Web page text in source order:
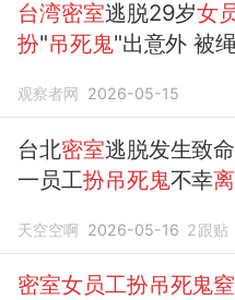
台湾密室逃脱29岁女
扮"吊死鬼"出意外 被
观察者网 2026-05-15
台北密室逃脱发生致
一员工扮吊死鬼不幸
天空空啊 2026-05-16 2跟贴
密室女员工扮吊死鬼